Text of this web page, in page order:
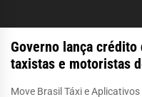
Governo lança
taxistas e motoristas
Move Brasil Táxi e